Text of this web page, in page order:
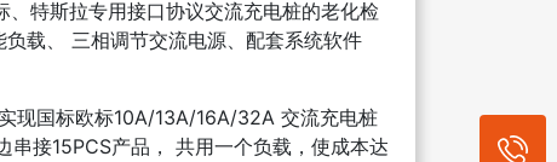
特斯拉专用接口协议交流充电桩的老化检
载、 三相调节交流电源、配套系统软件
现国标欧标10A/13A/16A/32A 交流充电桩
接15PCS产品， 共用一个负载，使成本达